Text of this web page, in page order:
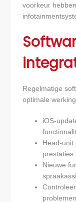
voorkeur
Regelmatige
optimale
iOS-
Head-unit
prestaties
Nieuwe